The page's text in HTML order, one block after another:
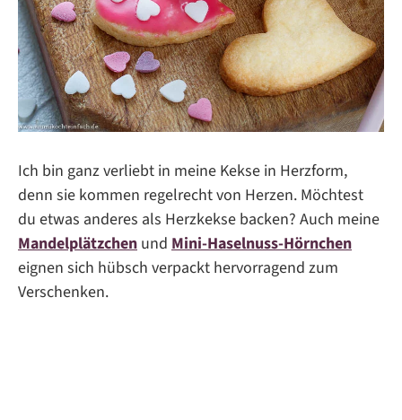
Ich bin ganz verliebt in meine Kekse in Herzform,
denn sie kommen regelrecht von Herzen. Möchtest
du etwas anderes als Herzkekse backen? Auch meine
Mandelplätzchen und Mini-Haselnuss-Hörnchen
eignen sich hübsch verpackt hervorragend zum
Verschenken.